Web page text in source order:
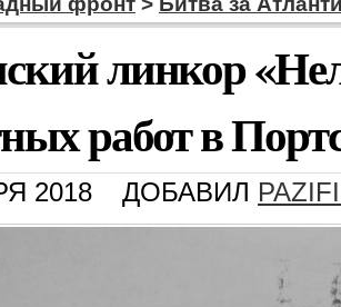
линкор
работ в
2018 ДОБАВИЛ